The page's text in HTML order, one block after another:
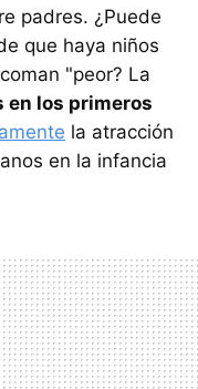
padres. ¿Puede
que haya niños
"peor? La
en los primeros
la atracción
en la infancia